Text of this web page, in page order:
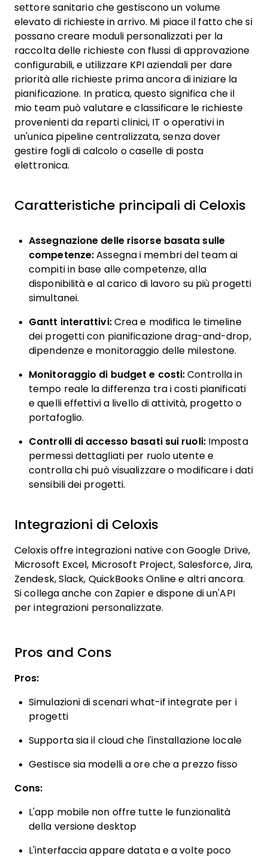
settore sanitario che gestiscono un volume
elevato di richieste in arrivo. Mi piace il fatto che si
possano creare moduli personalizzati per la
raccolta delle richieste con flussi di approvazione
configurabili, e utilizzare KPI aziendali per dare
priorità alle richieste prima ancora di iniziare la
pianificazione. In pratica, questo significa che il
mio team può valutare e classificare le richieste
provenienti da reparti clinici, IT o operativi in
un'unica pipeline centralizzata, senza dover
gestire fogli di calcolo o caselle di posta
elettronica.
Caratteristiche principali di Celoxis
Assegnazione delle risorse basata sulle
competenze: Assegna i membri del team ai
compiti in base alle competenze, alla
disponibilità e al carico di lavoro su più progetti
simultanei.
Gantt interattivi:Crea e modifica le timeline
dei progetti con pianificazione drag-and-drop,
dipendenze e monitoraggio delle milestone.
Monitoraggio di budget e costi: Controlla in
tempo reale la differenza tra i costi pianificati
e quelli effettivi a livello di attività, progetto o
portafoglio.
Controlli di accesso basati sui ruoli:Imposta
permessi dettagliati per ruolo utente e
controlla chi può visualizzare o modificare i dati
sensibili dei progetti.
Integrazioni di Celoxis
Celoxis offre integrazioni native con Google Drive,
Microsoft Excel, Microsoft Project, Salesforce, Jira,
Zendesk, Slack, QuickBooks Online e altri ancora.
Si collega anche con Zapier e dispone di un'API
per integrazioni personalizzate.
Pros and Cons
Pros:
Simulazioni di scenari what-if integrate per i
progetti
Supporta sia il cloud che l'installazione locale
Gestisce sia modelli a ore che a prezzo fisso
Cons:
L'app mobile non offre tutte le funzionalità
della versione desktop
L'interfaccia appare datata e a volte poco